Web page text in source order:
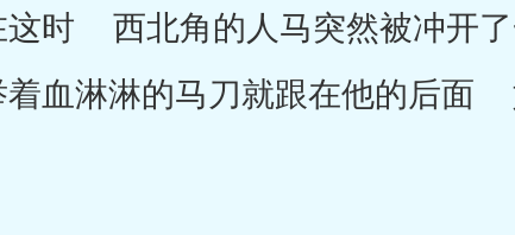
时 西北角的人马突然被冲开
血淋淋的马刀就跟在他的后面